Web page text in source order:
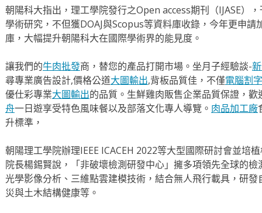
朝陽科大指出，理工學院發行之Open access期刊（IJASE）
學術研究，不但獲DOAJ與Scopus等資料庫收錄，今年更申請
庫，大幅提升朝陽科大在國際學術界的能見度。
讓我們的牛肉批發商，替您的產品打開市場。坐月子經驗談-
尋專業廣告設計,價格公道大圖輸出,背板品質佳，不僅電腦割字
優仕彩專業大圖輸出的品質。生鮮雞肉販售企業品質保證，歡
舟一日遊享受特色風味餐以及部落文化專人導覽。 肉品加工廠
升標準，
朝陽理工學院辦理IEEE ICACEH 2022等大型國際研討會並培
院長楊錫賢說，「非破壞檢測研發中心」擁多項領先全球的
光學影像分析、三維點雲建模技術，結合無人飛行載具，研
災與土木結構健康等。